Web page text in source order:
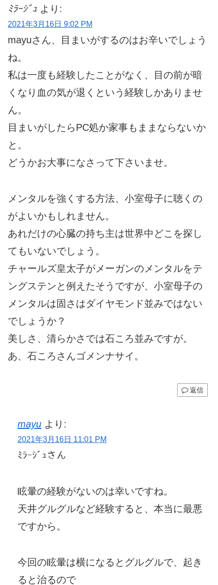
ﾐﾗｰｼﾞｭ より:
2021年3月16日 9:02 PM
mayuさん、目まいがするのはお辛いでしょう
ね。
私は一度も経験したことがなく、目の前が暗
くなり血の気が退くという経験しかありませ
ん。
目まいがしたらPC処か家事もままならないか
と。
どうかお大事になさって下さいませ。
メンタルを強くする方法、小室母子に聴くの
がよいかもしれません。
あれだけの心臓の持ち主は世界中どこを探し
てもいないでしょう。
チャールズ皇太子がメーガンのメンタルをテ
ングステンと例えたそうですが、小室母子の
メンタルは固さはダイヤモンド並みではない
でしょうか？
美しさ、清らかさでは石ころ並みですが。
あ、石ころさんゴメンナサイ。
返信
mayu より:
2021年3月16日 11:01 PM
ﾐﾗｰｼﾞｭさん
眩暈の経験がないのは幸いですね。
天井グルグルなど経験すると、本当に最悪
ですから。
今回の眩暈は横になるとグルグルで、起き
ると治るので